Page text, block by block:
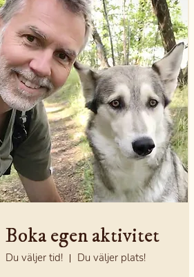
Boka egen aktivitet
Du väljer tid! Du väljer plats!